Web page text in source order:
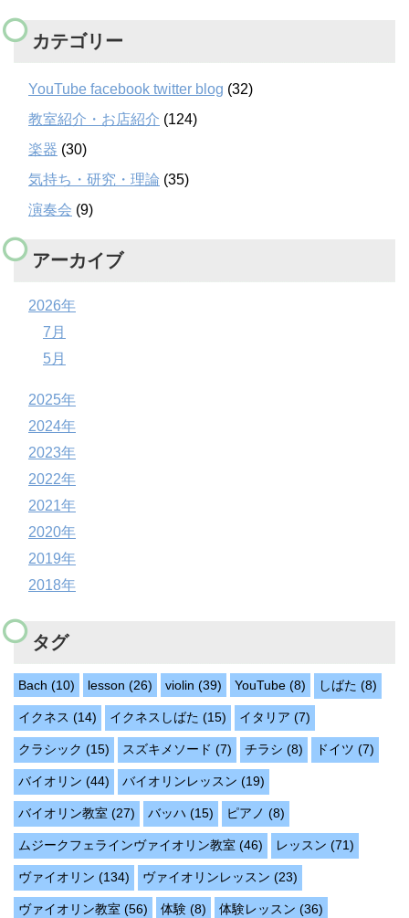
カテゴリー
YouTube facebook twitter blog (32)
教室紹介・お店紹介 (124)
楽器 (30)
気持ち・研究・理論 (35)
演奏会 (9)
アーカイブ
2026年
7月
5月
2025年
2024年
2023年
2022年
2021年
2020年
2019年
2018年
タグ
Bach (10) lesson (26) violin (39) YouTube (8) しばた (8)
イクネス (14) イクネスしばた (15) イタリア (7)
クラシック (15) スズキメソード (7) チラシ (8) ドイツ (7)
バイオリン (44) バイオリンレッスン (19)
バイオリン教室 (27) バッハ (15) ピアノ (8)
ムジークフェラインヴァイオリン教室 (46) レッスン (71)
ヴァイオリン (134) ヴァイオリンレッスン (23)
ヴァイオリン教室 (56) 体験 (8) 体験レッスン (36)